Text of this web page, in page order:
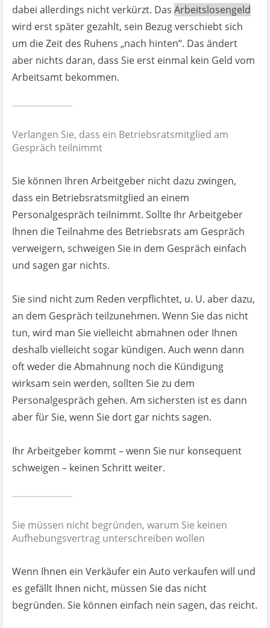
dabei allerdings nicht verkürzt. Das Arbeitslosengeld
wird erst später gezahlt, sein Bezug verschiebt sich
um die Zeit des Ruhens „nach hinten“. Das ändert
aber nichts daran, dass Sie erst einmal kein Geld vom
Arbeitsamt bekommen.
Verlangen Sie, dass ein Betriebsratsmitglied am
Gespräch teilnimmt
Sie können Ihren Arbeitgeber nicht dazu zwingen,
dass ein Betriebsratsmitglied an einem
Personalgespräch teilnimmt. Sollte Ihr Arbeitgeber
Ihnen die Teilnahme des Betriebsrats am Gespräch
verweigern, schweigen Sie in dem Gespräch einfach
und sagen gar nichts.
Sie sind nicht zum Reden verpflichtet, u. U. aber dazu,
an dem Gespräch teilzunehmen. Wenn Sie das nicht
tun, wird man Sie vielleicht abmahnen oder Ihnen
deshalb vielleicht sogar kündigen. Auch wenn dann
oft weder die Abmahnung noch die Kündigung
wirksam sein werden, sollten Sie zu dem
Personalgespräch gehen. Am sichersten ist es dann
aber für Sie, wenn Sie dort gar nichts sagen.
Ihr Arbeitgeber kommt – wenn Sie nur konsequent
schweigen – keinen Schritt weiter.
Sie müssen nicht begründen, warum Sie keinen
Aufhebungsvertrag unterschreiben wollen
Wenn Ihnen ein Verkäufer ein Auto verkaufen will und
es gefällt Ihnen nicht, müssen Sie das nicht
begründen. Sie können einfach nein sagen, das reicht.